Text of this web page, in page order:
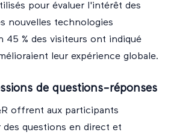
pour évaluer l'intérêt des
nouvelles technologies
45 % des visiteurs ont indiqué
leur expérience globale.
de questions-réponses
offrent aux participants
des questions en direct et